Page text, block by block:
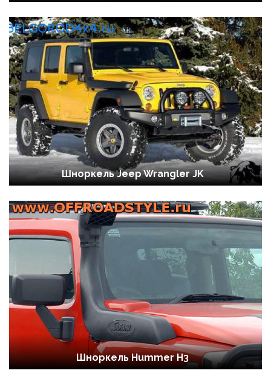
Шноркель Jeep Wrangler JK
Шноркель Hummer H3